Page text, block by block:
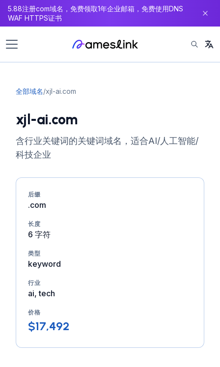
内
容
5.88注册com域名，免费领取1年企业邮箱，免费使用DNS
WAF HTTPS证书
全部域名/xjl-ai.com
xjl-ai.com
含行业关键词的关键词域名，适合AI/人工智能/
科技企业
后缀
.com
长度
6 字符
类型
keyword
行业
ai, tech
价格
$17,492